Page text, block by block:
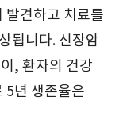
발견하고 치료를
됩니다. 신장암
, 환자의 건강
5년 생존율은